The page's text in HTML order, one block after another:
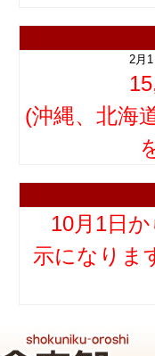
2月
(沖縄、北海
10月1日
示になりま